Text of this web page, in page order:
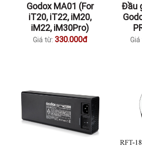
Godox MA01 (For
iT20, iT22, iM20,
iM22, iM30Pro)
Giá từ: 330.000đ
Đầu